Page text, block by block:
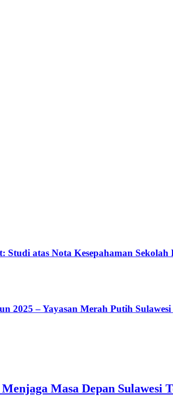
atas Nota Kesepahaman
2025 – Yayasan Merah Putih Sulawesi
Masa Depan Sulawesi